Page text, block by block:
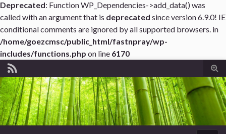
Deprecated: Function WP_Dependencies->add_data() was
called with an argument that is deprecated since version 6.9.0! IE
conditional comments are ignored by all supported browsers. in
/home/goezcmsc/public_html/fastnpray/wp-
includes/functions.php on line 6170